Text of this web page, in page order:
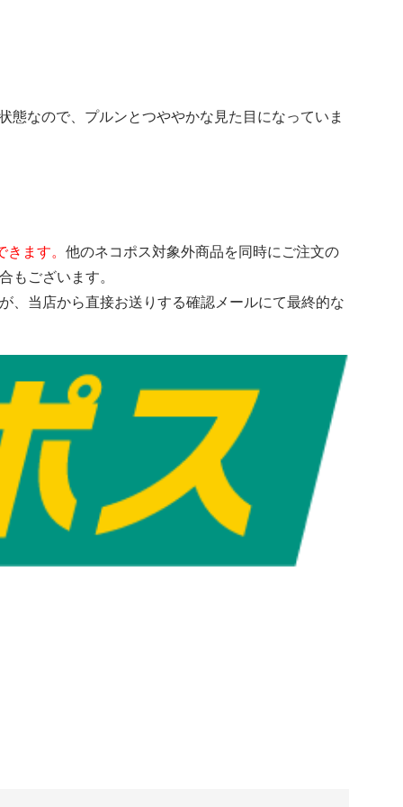
なので、プルンとつややかな見た目になっていま
ます。 他のネコポス対象外商品を同時にご注文の
もございます。
、当店から直接お送りする確認メールにて最終的な